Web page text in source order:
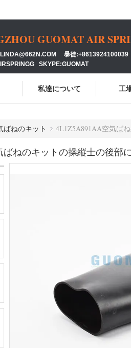
GUOMAT AIR
暴徒:+8613924100039
SKYPE:GUOMAT
私達について 工
ばねのキット 4L1Z5A891AA空気ば
ねのキットの操縦士の後部